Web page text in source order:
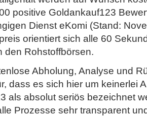
positive Goldankauf123
Dienst eKomi (Stand:
orientiert sich alle 60
den Rohstoffbörsen.
Abholung, Analyse und
dass es sich hier um keinerlei
als absolut seriös bezeichnet
Prozesse sehr transparent